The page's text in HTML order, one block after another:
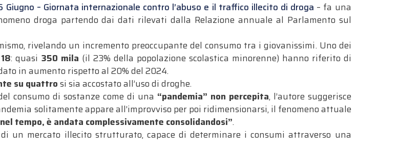
Giugno – Giornata internazionale contro l’abuso e il traffico illecito di droga – fa una
droga partendo dai dati rilevati dalla Relazione annuale al Parlamento sul
rivelando un incremento preoccupante del consumo tra i giovanissimi. Uno dei
: quasi 350 mila (il 23% della popolazione scolastica minorenne) hanno riferito di
in aumento rispetto al 20% del 2024.
su quattrosi sia accostato all’uso di droghe.
consumo di sostanze come di una “pandemia” non percepita, l’autore suggerisce
solitamente appare all’improvviso per poi ridimensionarsi, il fenomeno attuale
tempo, è andata complessivamente consolidandosi”.
un mercato illecito strutturato, capace di determinare i consumi attraverso una